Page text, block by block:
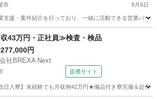
市 8月6日
支援・案件紹介を行っており、一緒に活動できる営業パー
の他 オンライン
43万円・正社員≫検査・検品
277,000円
社BREXA Next
提携サイト
日入寮】未経験でも月収例42万円★備品付き寮完備＆赴